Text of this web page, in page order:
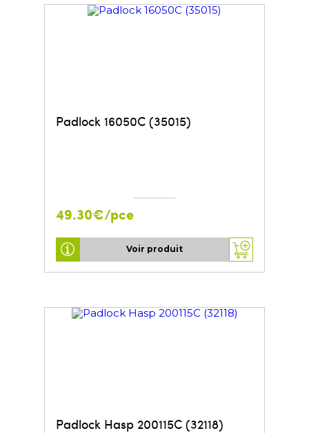
Padlock 16050C (35015)
49.30€/pce
Voir produit
Padlock Hasp 200115C (32118)